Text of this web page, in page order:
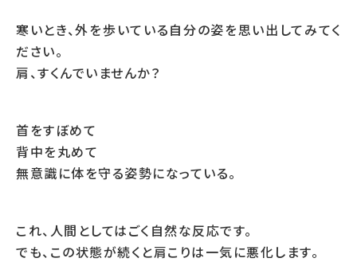
寒いとき、外を歩いている自分の姿を思い出してみてく
ださい。
肩、すくんでいませんか？
首をすぼめて
背中を丸めて
無意識に体を守る姿勢になっている。
これ、人間としてはごく自然な反応です。
でも、この状態が続くと肩こりは一気に悪化します。